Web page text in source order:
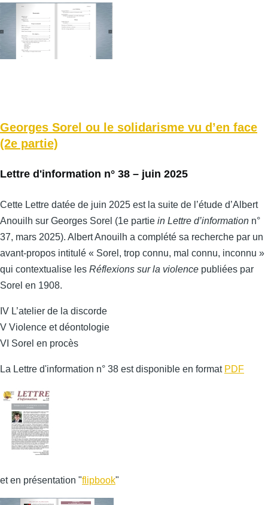
Georges Sorel ou le solidarisme vu d’en face
(2e partie)
Lettre d'information n° 38 – juin 2025
Cette Lettre datée de juin 2025 est la suite de l’étude d’Albert
Anouilh sur Georges Sorel (1e partie in Lettre d’information n°
37, mars 2025). Albert Anouilh a complété sa recherche par un
avant-propos intitulé « Sorel, trop connu, mal connu, inconnu »
qui contextualise les Réflexions sur la violence publiées par
Sorel en 1908.
IV L’atelier de la discorde
V Violence et déontologie
VI Sorel en procès
La Lettre d'information n° 38 est disponible en format PDF
et en présentation "flipbook"